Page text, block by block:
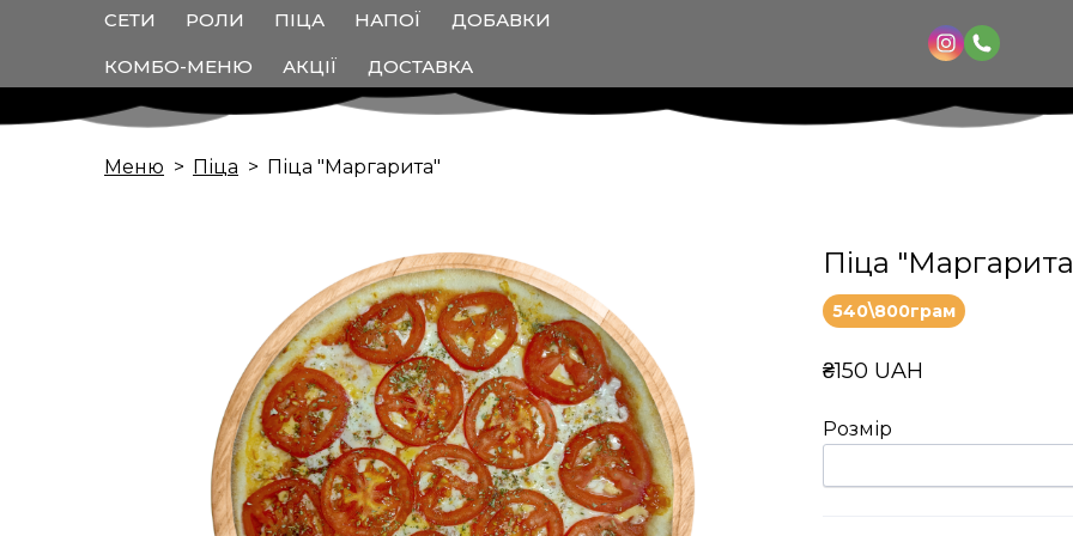
СЕТИ РОЛИ ПІЦА НАПОЇ ДОБАВКИ
КОМБО-МЕНЮ АКЦІЇ ДОСТАВКА
Меню Піца Піца "Маргарита"
Піца
540\800грам
₴150 UAH
Розмір